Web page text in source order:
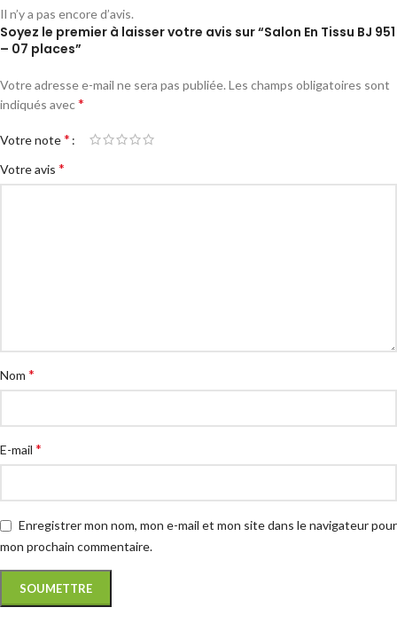
Il n’y a pas encore d’avis.
Soyez le premier à laisser votre avis sur “Salon En Tissu BJ 951
– 07 places”
Votre adresse e-mail ne sera pas publiée. Les champs obligatoires sont
indiqués avec*
Votre note*
Votre avis *
Nom *
E-mail *
Enregistrer mon nom, mon e-mail et mon site dans le navigateur pour
mon prochain commentaire.